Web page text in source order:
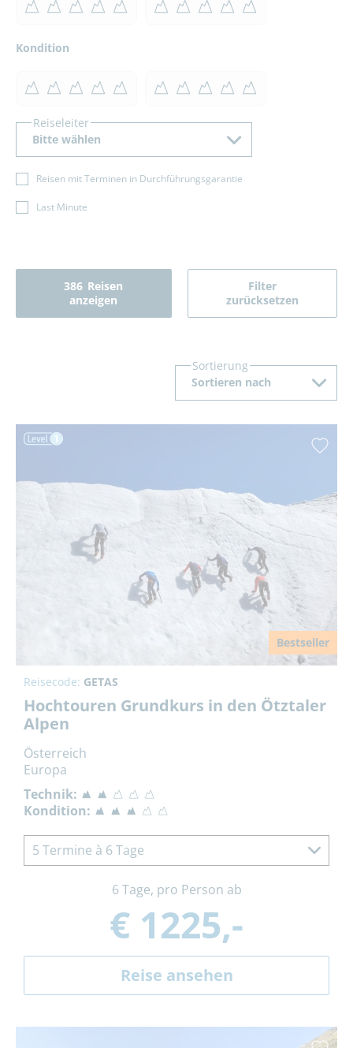
Kondition
Reiseleiter
Bitte wählen
Reisen mit Terminen in Durchführungsgarantie
Last Minute
386 Reisen
anzeigen
Filter
zurücksetzen
Sortierung
Sortieren nach
Bestseller
Reisecode: GETAS
Hochtouren Grundkurs in den Ötztaler
Alpen
Österreich
Europa
Technik:
Kondition:
5 Termine à 6 Tage
6 Tage, pro Person ab
€ 1225,-
Reise ansehen